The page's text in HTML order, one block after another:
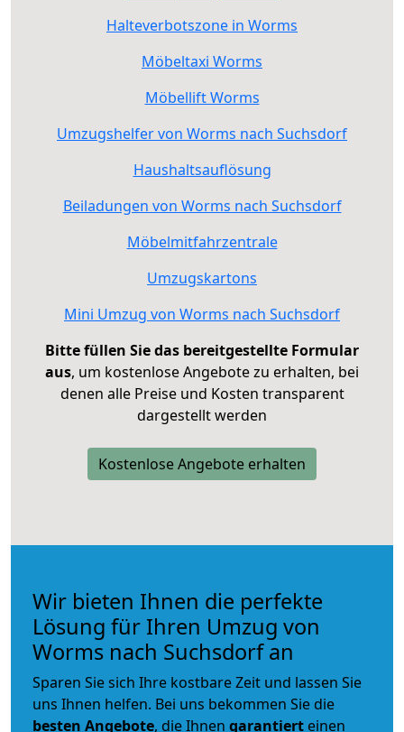
Halteverbotszone in Worms
Möbeltaxi Worms
Möbellift Worms
Umzugshelfer von Worms nach Suchsdorf
Haushaltsauflösung
Beiladungen von Worms nach Suchsdorf
Möbelmitfahrzentrale
Umzugskartons
Mini Umzug von Worms nach Suchsdorf
Bitte füllen Sie das bereitgestellte Formular
aus, um kostenlose Angebote zu erhalten, bei
denen alle Preise und Kosten transparent
dargestellt werden
Kostenlose Angebote erhalten
Wir bieten Ihnen die perfekte
Lösung für Ihren Umzug von
Worms nach Suchsdorf an
Sparen Sie sich Ihre kostbare Zeit und lassen Sie
uns Ihnen helfen. Bei uns bekommen Sie die
besten Angebote, die Ihnen garantiert einen